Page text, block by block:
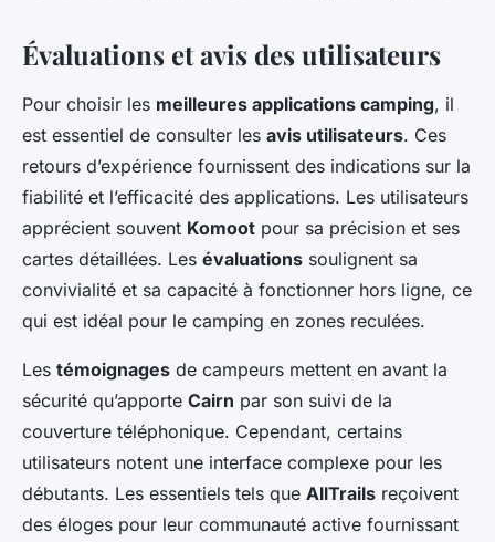
Évaluations et avis des utilisateurs
Pour choisir les meilleures applications camping, il
est essentiel de consulter les avis utilisateurs. Ces
retours d’expérience fournissent des indications sur la
fiabilité et l’efficacité des applications. Les utilisateurs
apprécient souvent Komoot pour sa précision et ses
cartes détaillées. Les évaluations soulignent sa
convivialité et sa capacité à fonctionner hors ligne, ce
qui est idéal pour le camping en zones reculées.
Les témoignages de campeurs mettent en avant la
sécurité qu’apporte Cairn par son suivi de la
couverture téléphonique. Cependant, certains
utilisateurs notent une interface complexe pour les
débutants. Les essentiels tels que AllTrails reçoivent
des éloges pour leur communauté active fournissant